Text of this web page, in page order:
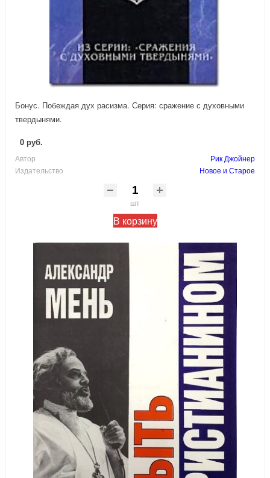
Бонус. Побеждая дух расизма. Серия: сражение с духовными
твердынями.
0 руб.
Автор
Рик Джойнер
Издательство
Новое и Старое
шт
В корзину